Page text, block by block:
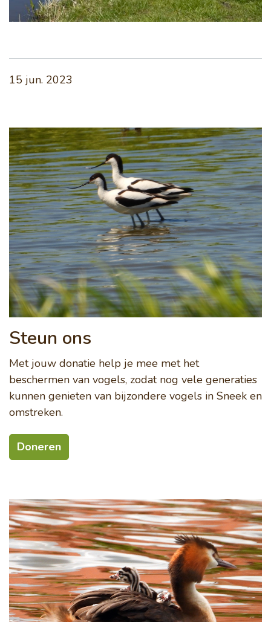
15 jun. 2023
Steun ons
Met jouw donatie help je mee met het
beschermen van vogels, zodat nog vele generaties
kunnen genieten van bijzondere vogels in Sneek en
omstreken.
Doneren